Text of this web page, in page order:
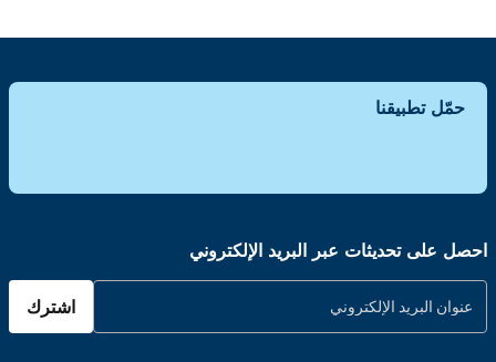
حمّل تطبيقنا
احصل على تحديثات عبر البريد الإلكتروني
اشترك